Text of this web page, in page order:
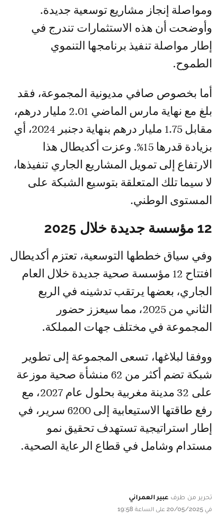
ومواصلة إنجاز مشاريع توسعية جديدة.
وأوضحت أن هذه الاستثمارات تندرج في
إطار مواصلة تنفيذ برنامجها التنموي
الطموح.
أما بخصوص صافي مديونية المجموعة، فقد
بلغ مع نهاية مارس الماضي 2.01 مليار درهم،
مقابل 1.75 مليار درهم بنهاية دجنبر 2024، أي
بزيادة قدرها 15%. وعزت أكديطال هذا
الارتفاع إلى تمويل المشاريع الجاري تنفيذها،
لا سيما تلك المتعلقة بتوسيع الشبكة على
المستوى الوطني.
12 مؤسسة جديدة خلال 2025
وفي سياق خططها التوسعية، تعتزم أكديطال
افتتاح 12 مؤسسة صحية جديدة خلال العام
الجاري، بعضها يرتقب تدشينه في الربع
الثاني من 2025، مما سيعزز حضور
المجموعة في مختلف جهات المملكة.
ووفقا لبلاغها، تسعى المجموعة إلى تطوير
شبكة تضم أكثر من 62 منشأة صحية موزعة
على 32 مدينة مغربية بحلول عام 2027، مع
رفع طاقتها الاستيعابية إلى 6200 سرير، في
إطار استراتيجية تستهدف تحقيق نمو
مستدام وشامل في قطاع الرعاية الصحية.
تحرير من طرف عبير العمراني
في 20/05/2025 على الساعة 19:58